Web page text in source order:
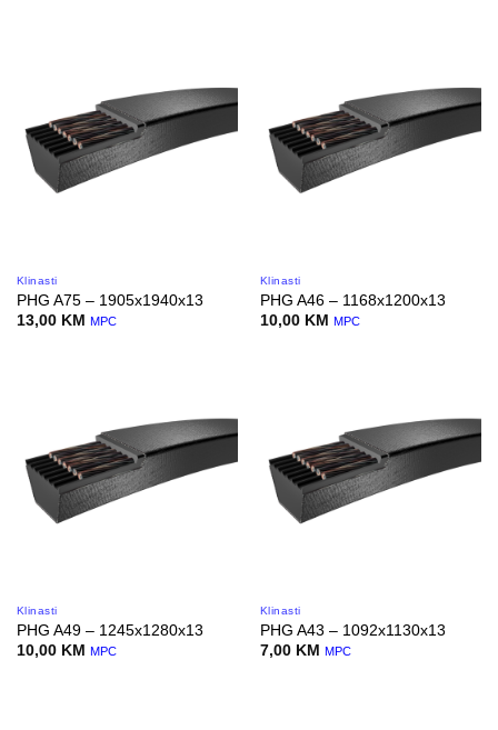
Klinasti
PHG A75 – 1905x1940x13
13,00 KM MPC
Klinasti
PHG A46 – 1168x1200x13
10,00 KM MPC
Klinasti
PHG A49 – 1245x1280x13
10,00 KM MPC
Klinasti
PHG A43 – 1092x1130x13
7,00 KM MPC